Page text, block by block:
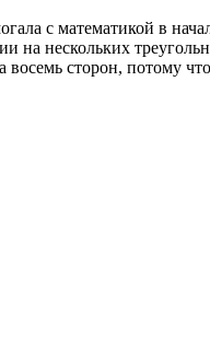
с математикой в
на нескольких
восемь сторон, потому